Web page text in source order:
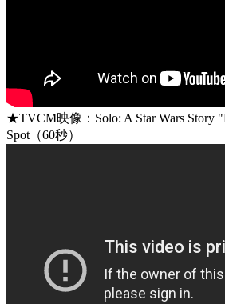
★TVCM映像：Solo: A Star Wars Story
Spot（60秒）